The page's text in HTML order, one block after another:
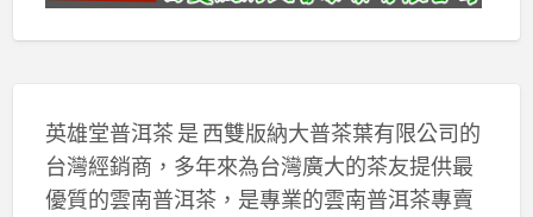
英雄堂普洱茶 是 西雙版納大普茶葉有限公司的
台灣經銷商，多年來為台灣廣大的茶友提供最
優質的雲南普洱茶，是專業的雲南普洱茶專賣